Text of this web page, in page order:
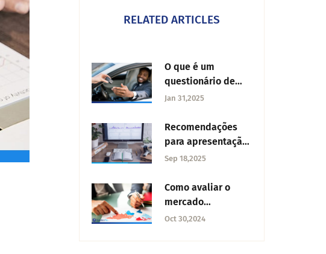
RELATED ARTICLES
O que é um
questionário de
atitude?
Jan 31,2025
Recomendações
para apresentação
de dados de
Sep 18,2025
Como avaliar o
mercado
internacional e
negócio
Oct 30,2024